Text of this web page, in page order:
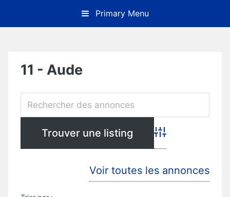
content
Primary Menu
11 - Aude
Advanced Search
Voir toutes les annonces